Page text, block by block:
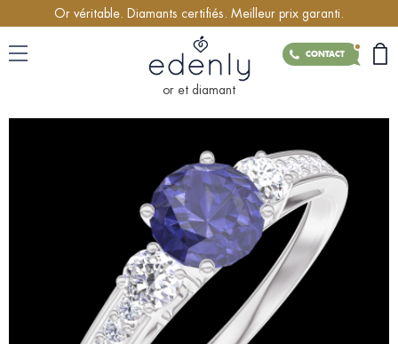
Or véritable. Diamants certifiés. Meilleur prix garanti.
CONTACT
or et diamant